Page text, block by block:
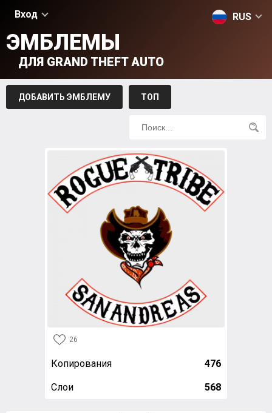
Вход RUS
ЭМБЛЕМЫ
ДЛЯ GRAND THEFT AUTO
ДОБАВИТЬ ЭМБЛЕМУ ТОП
26
Копирования 476
Слои 568